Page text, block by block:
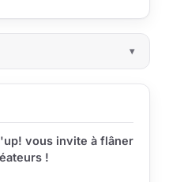
vous invite à flâner
!